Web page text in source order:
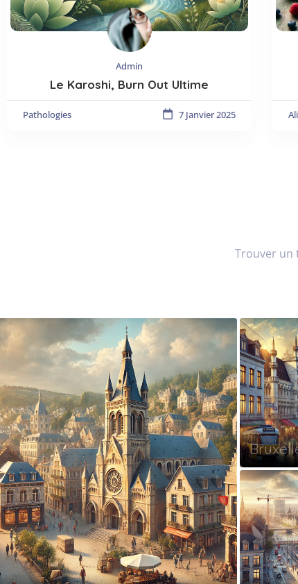
Admin
Le Karoshi, Burn Out Ultime
Pathologies 7 Janvier 2025
Trouver un